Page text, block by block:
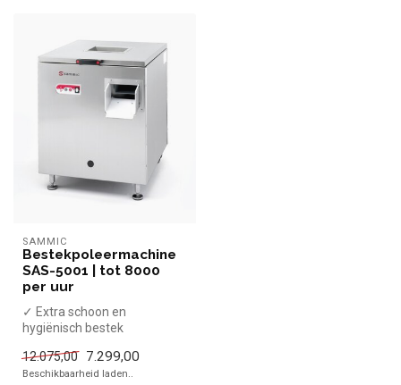
SAMMIC
Bestekpoleermachine
SAS-5001 | tot 8000
per uur
✓ Extra schoon en
hygiënisch bestek
tijdbesparend
✓ Hoge capa...
12.075,00 7.299,00
Beschikbaarheid laden..